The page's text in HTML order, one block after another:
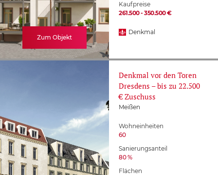
Zum Objekt
Kaufpreise
261.500 - 350.500 €
Denkmal
Denkmal vor den Toren
Dresdens – bis zu 22.500
€ Zuschuss
Meißen
Wohneinheiten
60
Sanierungsanteil
80 %
Flächen